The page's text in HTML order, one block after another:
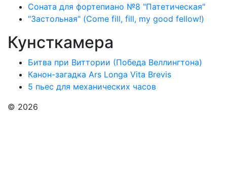
Соната для фортепиано №8 "Патетическая"
"Застольная" (Come fill, fill, my good fellow!)
Кунсткамера
Битва при Виттории (Победа Веллингтона)
Канон-загадка Ars Longa Vita Brevis
5 пьес для механических часов
© 2026